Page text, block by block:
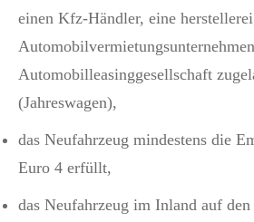
einen Kfz-Händler, eine
Automobilleasinggesellschaft
(Jahreswagen),
das Neufahrzeug mindestens die
Euro 4 erfüllt,
das Neufahrzeug im Inland auf